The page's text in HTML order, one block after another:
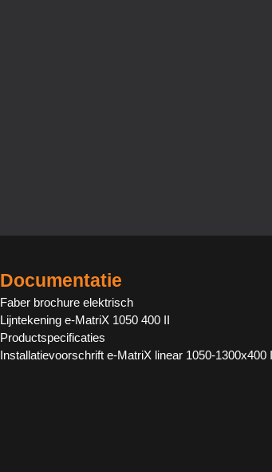
Documentatie
Faber brochure elektrisch
Lijntekening e-MatriX 1050 400 II
Productspecificaties
Installatievoorschrift e-MatriX linear 1050-1300x400